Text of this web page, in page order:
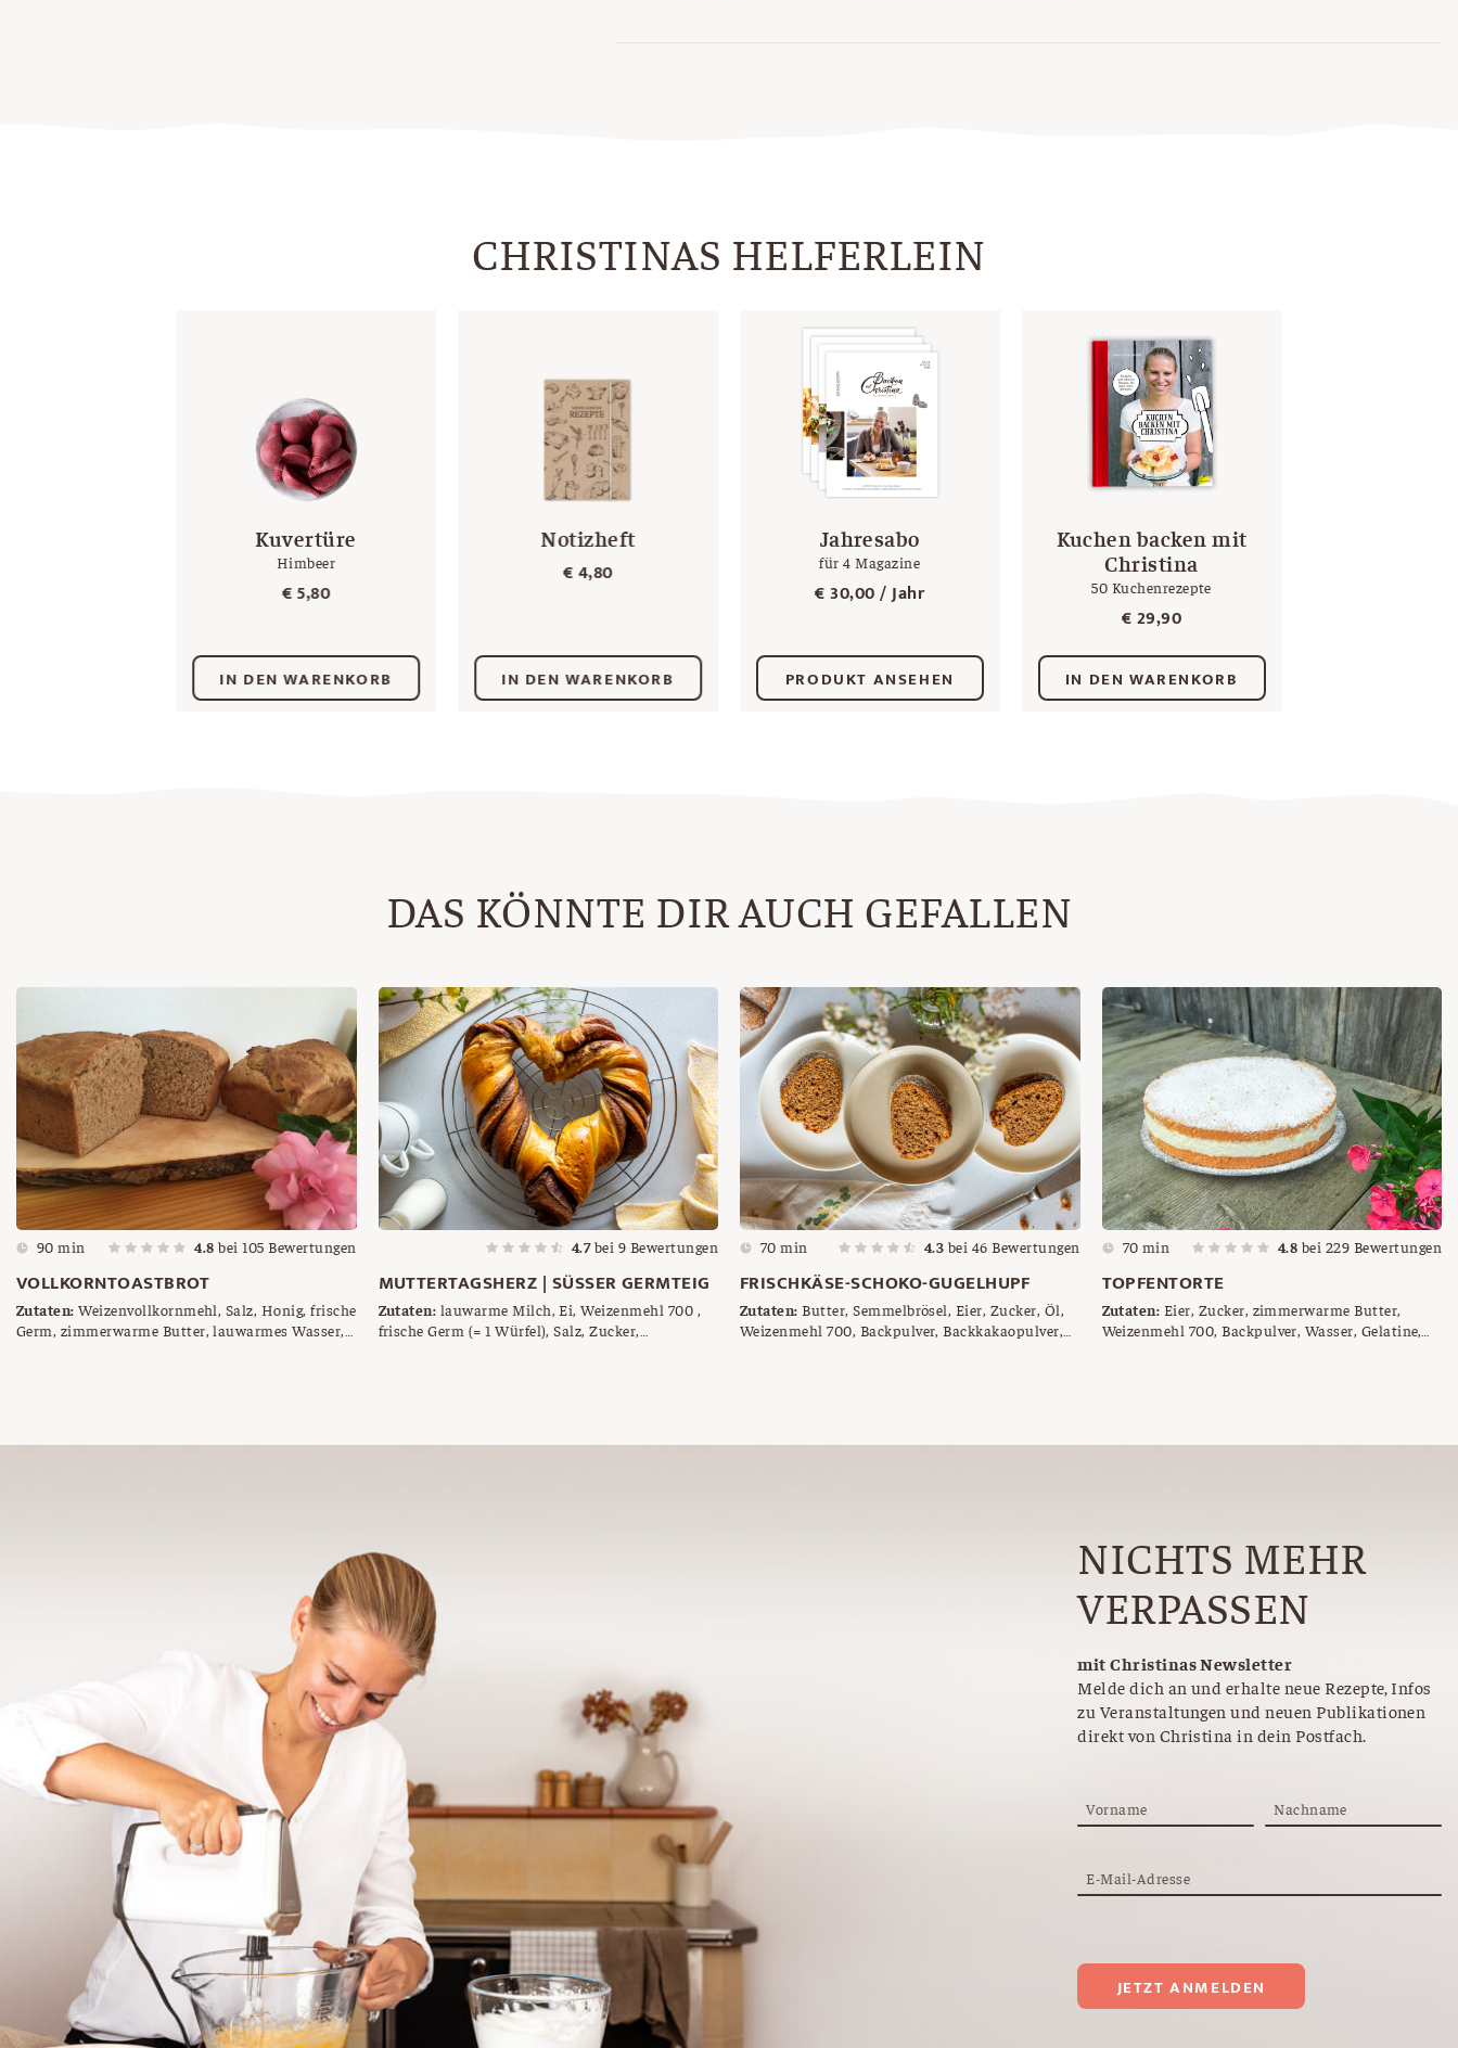
CHRISTINAS HELFERLEIN
Kuvertüre
Himbeer
€5,80
IN DEN WARENKORB
Notizheft
€4,80
IN DEN WARENKORB
Jahresabo
für 4 Magazine
€30,00 / Jahr
PRODUKT ANSEHEN
Kuchen backen mit
Christina
50 Kuchenrezepte
€29,90
IN DEN WARENKORB
DAS KÖNNTE DIR AUCH GEFALLEN
90 min 4.8 bei105 Bewertungen
VOLLKORNTOASTBROT
Zutaten: Weizenvollkornmehl, Salz, Honig, frische
Germ, zimmerwarme Butter, lauwarmes Wasser,
4.7 bei 9 Bewertungen
MUTTERTAGSHERZ | SÜSSER GERMTEIG
Zutaten: lauwarme Milch, Ei, Weizenmehl 700 ,
frische Germ (= 1 Würfel), Salz, Zucker,
70 min 4.3 bei 46 Bewertungen
FRISCHKÄSE-SCHOKO-GUGELHUPF
Zutaten: Butter, Semmelbrösel, Eier, Zucker, Öl,
Weizenmehl 700, Backpulver, Backkakaopulver,
70 min 4.8 bei 229 Bewertungen
TOPFENTORTE
Zutaten: Eier, Zucker, zimmerwarme Butter,
Weizenmehl 700, Backpulver, Wasser, Gelatine,
NICHTS MEHR
VERPASSEN
mit Christinas Newsletter
Melde dich an und erhalte neue Rezepte, Infos
zu Veranstaltungen und neuen Publikationen
direkt von Christina in dein Postfach.
Vorname Nachname
E-Mail-Adresse
JETZT ANMELDEN